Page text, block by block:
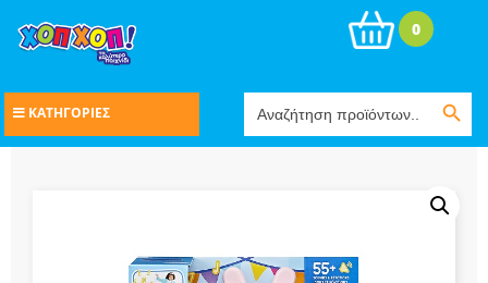
for:
Search Button
0
ΚΑΤΗΓΟΡΙΕΣ